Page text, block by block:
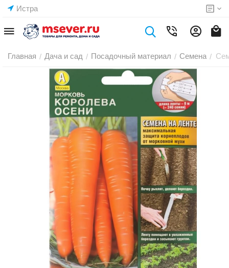
Истра
Главная / Дача и сад / Посадочный материал / Семена /